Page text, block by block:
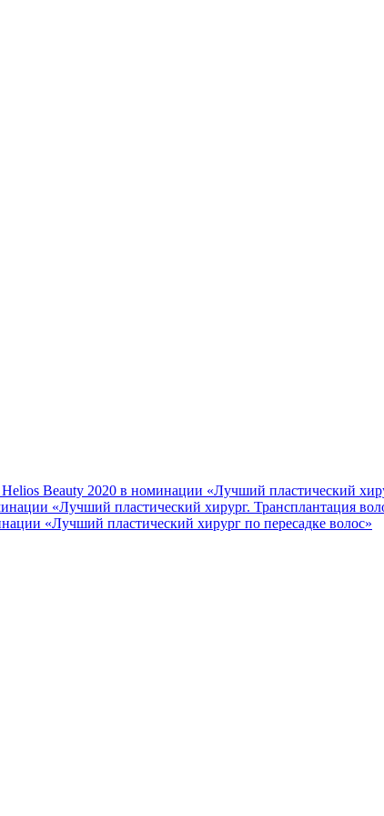
Beauty 2020 в номинации «Лучший пластический
«Лучший пластический хирург. Трансплантация
«Лучший пластический хирург по пересадке волос»